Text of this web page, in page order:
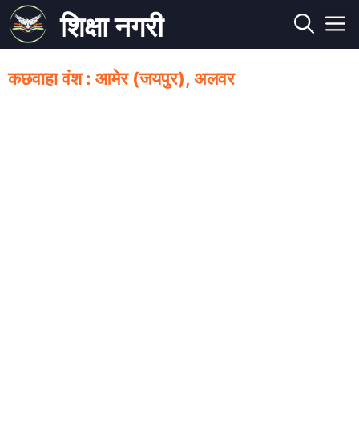
Skip
to
content
शिक्षा नगरी
कछवाहा वंश : आमेर (जयपुर), अलवर